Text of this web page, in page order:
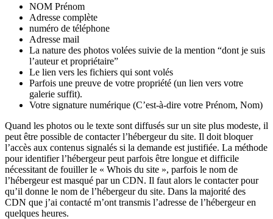
NOM Prénom
Adresse complète
numéro de téléphone
Adresse mail
La nature des photos volées suivie de la mention “dont je suis
l’auteur et propriétaire”
Le lien vers les fichiers qui sont volés
Parfois une preuve de votre propriété (un lien vers votre
galerie suffit).
Votre signature numérique (C’est-à-dire votre Prénom, Nom)
Quand les photos ou le texte sont diffusés sur un site plus modeste, il
peut être possible de contacter l’hébergeur du site. Il doit bloquer
l’accès aux contenus signalés si la demande est justifiée. La méthode
pour identifier l’hébergeur peut parfois être longue et difficile
nécessitant de fouiller le « Whois du site », parfois le nom de
l’hébergeur est masqué par un CDN. Il faut alors le contacter pour
qu’il donne le nom de l’hébergeur du site. Dans la majorité des
CDN que j’ai contacté m’ont transmis l’adresse de l’hébergeur en
quelques heures.